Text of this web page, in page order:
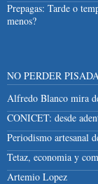
Prepagas: Tarde o
menos?
NO PERDER PISADA
Alfredo Blanco mira
CONICET: desde
Periodismo artesanal
Tetaz, economia y
Artemio Lopez